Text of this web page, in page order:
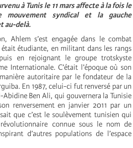
à Tunis le 11 mars affecte à la fois le
mouvement syndical et la gauche
au-delà.
Ahlem s’est engagée dans le combat
étudiante, en militant dans les rangs
en rejoignant le groupe trotskyste
Internationale. C’était l’époque où son
autoritaire par le fondateur de la
En 1987, celui-ci fut renversé par un
Abidine Ben Ali, qui gouvernera la Tunisie
renversement en janvier 2011 par un
que c’est le soulèvement tunisien qui
connue sous le nom de
d’autres populations de l’espace